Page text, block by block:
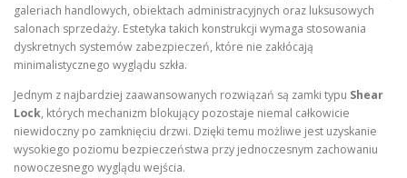
galeriach handlowych, obiektach administracyjnych oraz luksusowych
salonach sprzedaży. Estetyka takich konstrukcji wymaga stosowania
dyskretnych systemów zabezpieczeń, które nie zakłócają
minimalistycznego wyglądu szkła.
Jednym z najbardziej zaawansowanych rozwiązań są zamki typu Shear
Lock, których mechanizm blokujący pozostaje niemal całkowicie
niewidoczny po zamknięciu drzwi. Dzięki temu możliwe jest uzyskanie
wysokiego poziomu bezpieczeństwa przy jednoczesnym zachowaniu
nowoczesnego wyglądu wejścia.